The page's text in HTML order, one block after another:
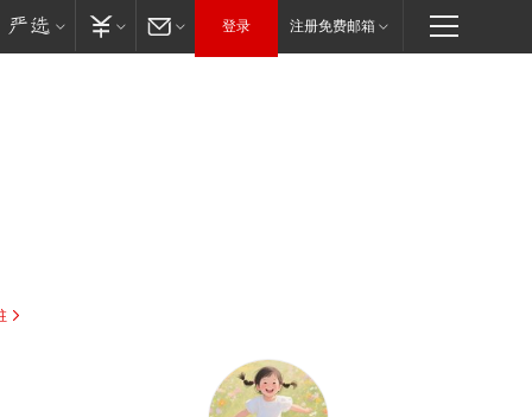
登录 注册免费邮箱